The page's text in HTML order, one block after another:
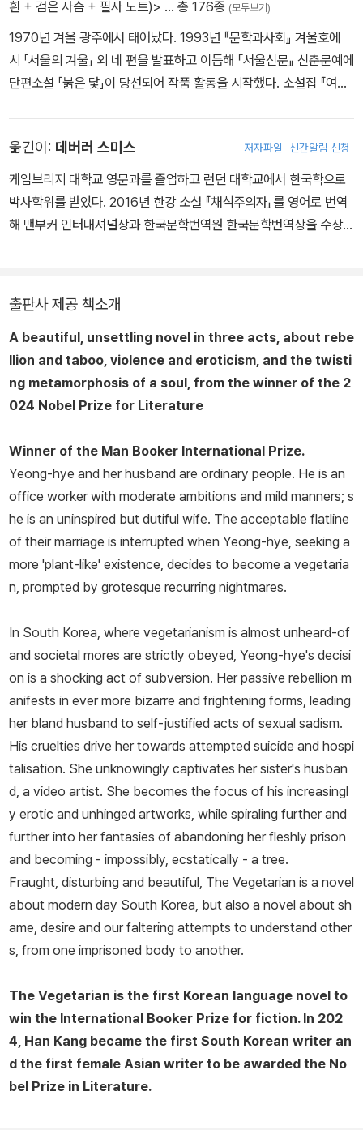
흰 + 검은 사슴 + 필사 노트)> … 총 176종 (모두보기)
1970년 겨울 광주에서 태어났다. 1993년 『문학과사회』 겨울호에
시 「서울의 겨울」 외 네 편을 발표하고 이듬해 『서울신문』 신춘문예에
단편소설 「붉은 닻」이 당선되어 작품 활동을 시작했다. 소설집 『여수
간』 『소년이 온다』 『흰』 『작별하지 않는다』, 시집 『서랍에 저녁을 넣
어 두었다』 등을 출간했다. 오늘의 젊은 예술가상, 이상문학상, 동리
문학상, 만해문학상, 황순원문학상, 김유정문학상, 김만중문학상, 대
산문학상, 인터내셔널 부커상, 말라파르테 문학상, 산클레멘테 문학
옮긴이: 데버러 스미스 저자파일 신간알림 신청
케임브리지 대학교 영문과를 졸업하고 런던 대학교에서 한국학으로
박사학위를 받았다. 2016년 한강 소설 『채식주의자』를 영어로 번역
해 맨부커 인터내셔널상과 한국문학번역원 한국문학번역상을 수상했
출판사 제공 책소개
A beautiful, unsettling novel in three acts, about rebe
llion and taboo, violence and eroticism, and the twisti
ng metamorphosis of a soul, from the winner of the 2
024 Nobel Prize for Literature
Winner of the Man Booker International Prize.
Yeong-hye and her husband are ordinary people. He is an
office worker with moderate ambitions and mild manners; s
he is an uninspired but dutiful wife. The acceptable flatline
of their marriage is interrupted when Yeong-hye, seeking a
more 'plant-like' existence, decides to become a vegetaria
n, prompted by grotesque recurring nightmares.
In South Korea, where vegetarianism is almost unheard-of
and societal mores are strictly obeyed, Yeong-hye's decisi
on is a shocking act of subversion. Her passive rebellion m
anifests in ever more bizarre and frightening forms, leading
her bland husband to self-justified acts of sexual sadism.
His cruelties drive her towards attempted suicide and hospi
talisation. She unknowingly captivates her sister's husban
d, a video artist. She becomes the focus of his increasingl
y erotic and unhinged artworks, while spiraling further and
further into her fantasies of abandoning her fleshly prison
and becoming - impossibly, ecstatically - a tree.
Fraught, disturbing and beautiful, The Vegetarian is a novel
about modern day South Korea, but also a novel about sh
ame, desire and our faltering attempts to understand other
s, from one imprisoned body to another.
The Vegetarian is the first Korean language novel to
win the International Booker Prize for fiction. In 202
4, Han Kang became the first South Korean writer an
d the first female Asian writer to be awarded the No
bel Prize in Literature.